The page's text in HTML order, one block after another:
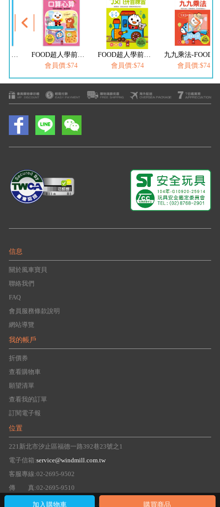
FOOD超人學前必備練習本-口算心算20以內的分解與合成運算
FOOD超人學前必備練習本-口算心算50以內的進位、退位加減法
會員價:$74
FOOD超人學前必備練習本-ㄅㄆㄇ拼音練習
會員價:$74
會員價:$74
信息
關於風車寶貝
聯絡我們
FAQ
會員服務條款說明
網站導覽
我的帳戶
折價券
查看購物車
願望清單
查看我的訂單
訂閱電子報
位置
221新北市汐止區福德一路392巷23號之1
電子信箱:service@windmill.com.tw
客服專線:02-2695-9502
傳 真:02-2695-9510
Copyright 2016 windmill Group. All right reserved.